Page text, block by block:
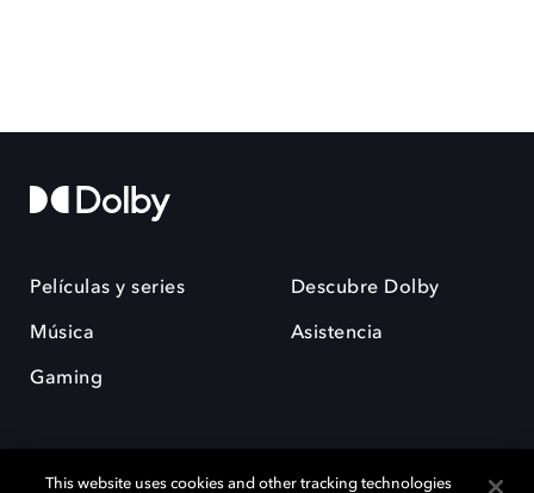
Películas y series
Música
Gaming
Descubre Dolby
Asistencia
This website uses cookies and other tracking technologies